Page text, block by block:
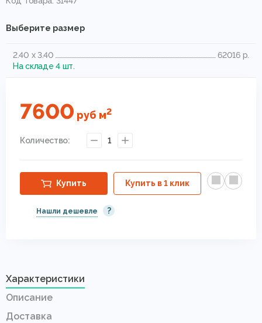
Выберите размер
2.40 x 3.40
62016 р.
На складе 4 шт.
7600 руб м2
Количество: 1
Купить Купить в 1 клик
Нашли дешевле ?
Характеристики
Описание
Доставка